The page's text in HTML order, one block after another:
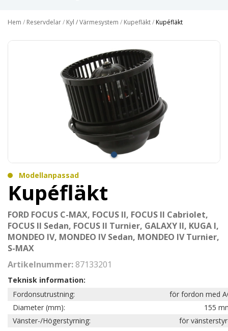
Hem / Reservdelar/ Kyl / Värmesystem / Kupefläkt/Kupéfläkt
Modellanpassad
Kupéfläkt
FORD FOCUS C-MAX, FOCUS II, FOCUS II Cabriolet,
FOCUS II Sedan, FOCUS II Turnier, GALAXY II, KUGA I,
MONDEO IV, MONDEO IV Sedan, MONDEO IV Turnier,
S-MAX
Artikelnummer: 87133201
Teknisk information:
Fordonsutrustning:
för fordon med
Diameter (mm):
155
Vänster-/Högerstyrning:
för